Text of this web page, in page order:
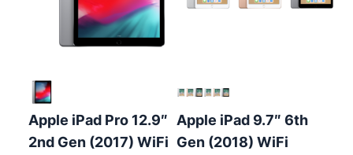
Apple iPad Pro 12.9″
2nd Gen (2017) WiFi
Apple iPad 9.7″ 6th
Gen (2018) WiFi